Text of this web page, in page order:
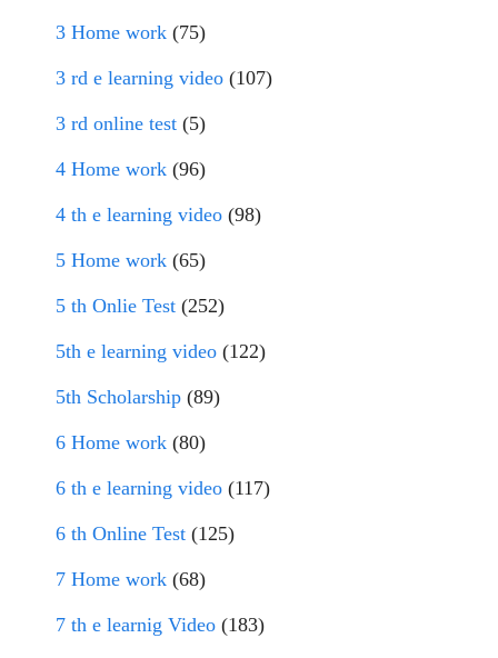
3 Home work (75)
3 rd e learning video (107)
3 rd online test (5)
4 Home work (96)
4 th e learning video (98)
5 Home work (65)
5 th Onlie Test (252)
5th e learning video (122)
5th Scholarship (89)
6 Home work (80)
6 th e learning video (117)
6 th Online Test (125)
7 Home work (68)
7 th e learnig Video (183)